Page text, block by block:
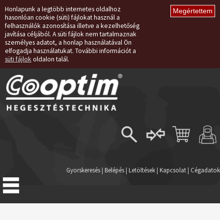
Honlapunk a legtöbb internetes oldalhoz
hasonlóan cookie (süti) fájlokat használ a
felhasználók azonosítása illetve a kezelhetőség
javítása céljából. A süti fájlok nem tartalmaznak
személyes adatot, a honlap használatával Ön
elfogadja használatukat. További információt a
süti fájlok oldalon talál.
Regisztráció
Gyorskeresés| Belépés | Letöltések | Kapcsolat | Cégadatok